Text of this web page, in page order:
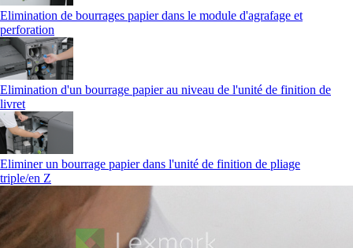
Elimination de bourrages papier dans le module d'agrafage et
perforation
Elimination d'un bourrage papier au niveau de l'unité de finition de
livret
Eliminer un bourrage papier dans l'unité de finition de pliage
triple/en Z